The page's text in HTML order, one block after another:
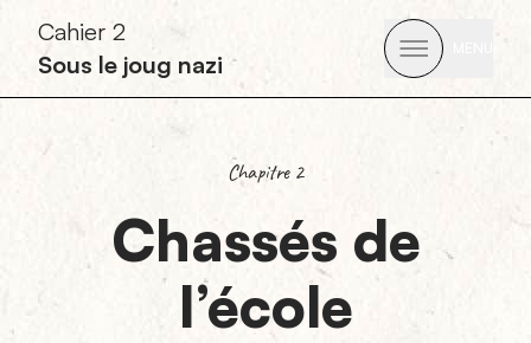
Cahier 2
Sous le joug nazi
Open
Chapitre 2
Chassés de
l’école